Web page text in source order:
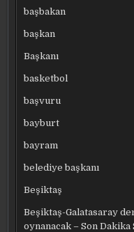
başbakan
başkan
Başkanı
basketbol
başvuru
bayburt
bayram
belediye başkanı
Beşiktaş
Beşiktaş-Galatasaray
oynanacak – Son Dakika